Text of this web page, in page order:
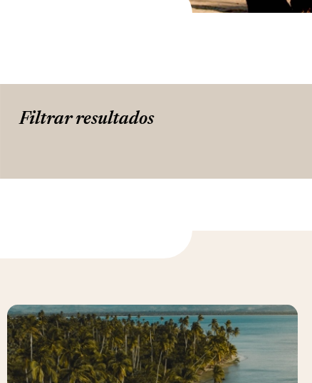
Filtrar resultados